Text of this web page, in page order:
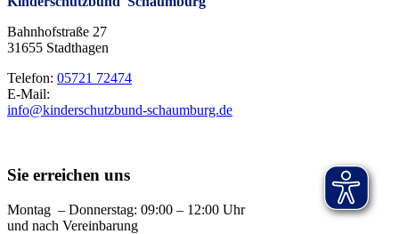
Bahnhofstraße 27
31655 Stadthagen
Telefon: 05721 72474
E-Mail:
info@kinderschutzbund-schaumburg.de
Sie erreichen uns
Montag – Donnerstag: 09:00 – 12:00 Uhr
und nach Vereinbarung